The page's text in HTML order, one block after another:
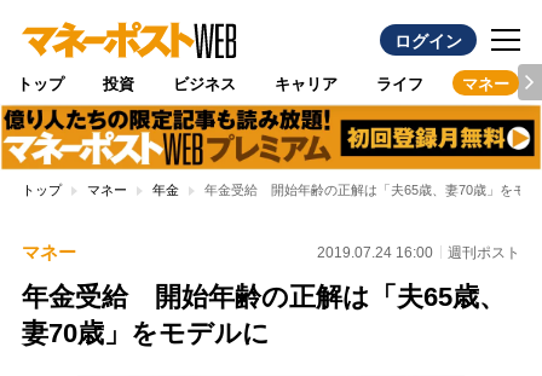
ログイン
トップ 投資 ビジネス キャリア ライフ マネー
トップ マネー 年金 年金受給 開始年齢の正解は「夫65歳、妻70歳」をモデ
マネー 2019.07.24 16:00 週刊ポスト
年金受給 開始年齢の正解は「夫65歳、
妻70歳」をモデルに